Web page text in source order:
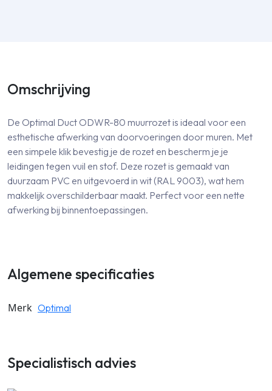
Omschrijving
De Optimal Duct ODWR-80 muurrozet is ideaal voor een
esthetische afwerking van doorvoeringen door muren. Met
een simpele klik bevestig je de rozet en bescherm je je
leidingen tegen vuil en stof. Deze rozet is gemaakt van
duurzaam PVC en uitgevoerd in wit (RAL 9003), wat hem
makkelijk overschilderbaar maakt. Perfect voor een nette
afwerking bij binnentoepassingen.
Algemene specificaties
Merk Optimal
Specialistisch advies